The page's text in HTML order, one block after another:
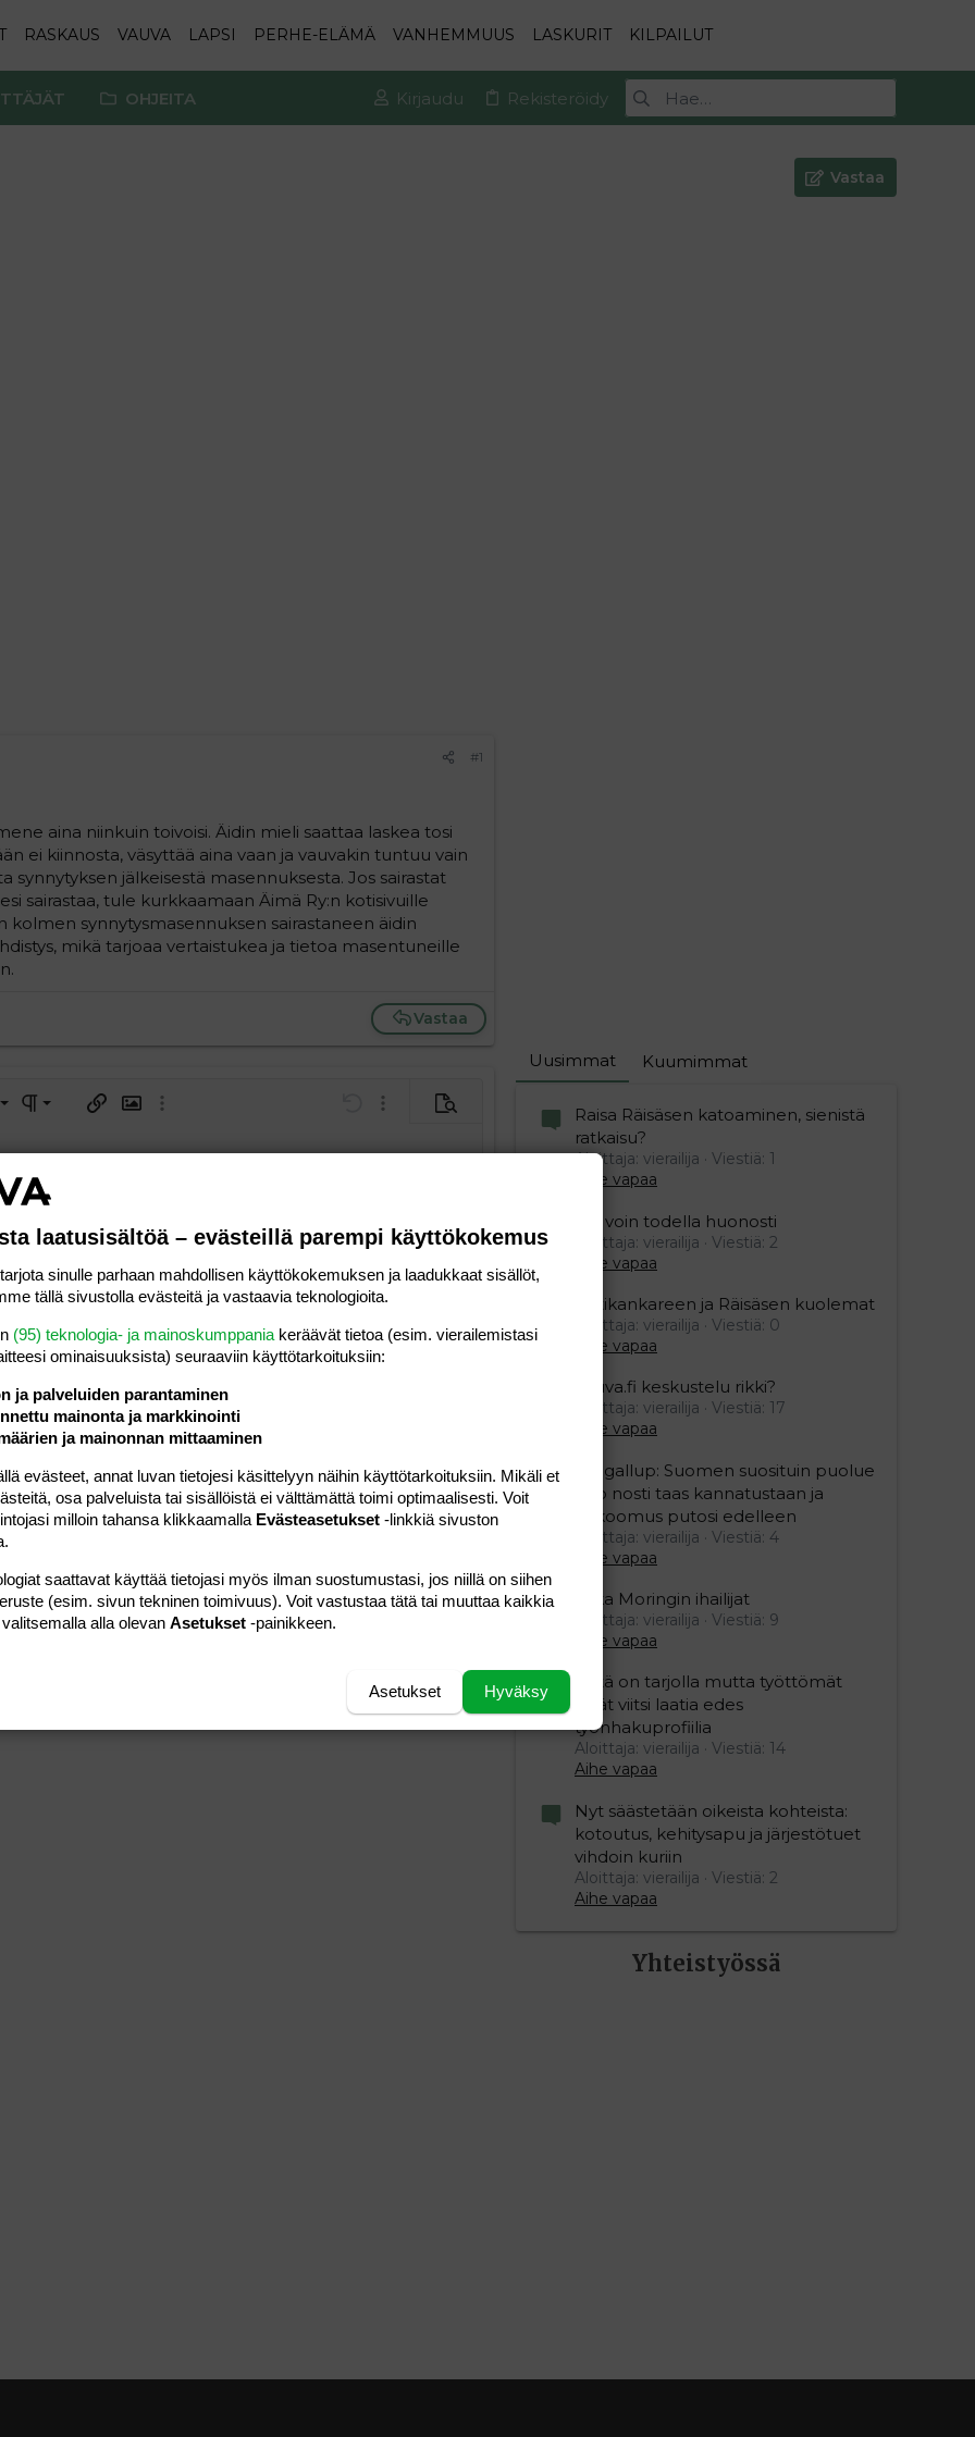
RASKAUS VAUVA LAPSI PERHE-ELÄMÄ VANHEMMUUS LASKURIT KILPAILUT
OHJEITA Kirjaudu Rekisteröidy
Vastaa
#1
aina niinkuin toivoisi. Äidin mieli saattaa laskea tosi
ei kiinnosta, väsyttää aina vaan ja vauvakin tuntuu vain
synnytyksen jälkeisestä masennuksesta. Jos sairastat
sairastaa, tule kurkkaamaan Äimä Ry:n kotisivuille
kolmen synnytysmasennuksen sairastaneen äidin
mikä tarjoaa vertaistukea ja tietoa masentuneille
Vastaa
lista
sisennystä
vasemmalle
oikealle
Paragraph format
1
2
3
Lisää hyperlinkki
Lisää kuvaLaajennettuun editoriin… KumoaLaajennettuun editoriin…
Esikatsele
koodispoiler
line
Lähetä vastaus
Viestiä 5
Luettu 451
Uusimmat Kuumimmat
Raisa Räisäsen katoaminen, sienistä
ratkaisu?
Aloittaja: vierailija
Viestiä: 1
Aihe vapaa
Mä voin todella huonosti
Aloittaja: vierailija
Viestiä: 2
Aihe vapaa
Ristikankareen ja Räisäsen kuolemat
Aloittaja: vierailija
Viestiä: 0
Aihe vapaa
Vauva.fi keskustelu rikki?
Aloittaja: vierailija
Viestiä: 17
Aihe vapaa
Yle gallup: Suomen suosituin puolue
Sdp nosti taas kannatustaan ja
kokoomus putosi edelleen
Aloittaja: vierailija
Viestiä: 4
Aihe vapaa
Mika Moringin ihailijat
Aloittaja: vierailija
Viestiä: 9
Aihe vapaa
Töitä on tarjolla mutta työttömät
eivät viitsi laatia edes
työnhakuprofiilia
Aloittaja: vierailija
Viestiä: 14
Aihe vapaa
Nyt säästetään oikeista kohteista:
kotoutus, kehitysapu ja järjestötuet
vihdoin kuriin
Aloittaja: vierailija
Viestiä: 2
Aihe vapaa
Yhteistyössä
laatusisältöä – evästeillä parempi käyttökokemus
sinulle parhaan mahdollisen käyttökokemuksen ja laadukkaat sisällöt,
tällä sivustolla evästeitä ja vastaavia teknologioita.
(95) teknologia- ja mainoskumppania keräävät tietoa (esim. vierailemis­tasi
ominaisuuk­sista) seuraaviin käyttötarkoituksiin:
ja palveluiden parantaminen
mainonta ja markkinointi
ja mainonnan mittaaminen
evästeet, annat luvan tietojesi käsittelyyn näihin käyttötarkoituksiin. Mikäli et
osa palveluista tai sisällöistä ei välttämättä toimi optimaalisesti. Voit
milloin tahansa klikkaamalla Evästeasetukset -linkkiä sivuston
saattavat käyttää tietojasi myös ilman suostumustasi, jos niillä on siihen
(esim. sivun tekninen toimivuus). Voit vastustaa tätä tai muuttaa kaikkia
alla olevan Asetukset -painikkeen.
Hyväksy
Asetukset